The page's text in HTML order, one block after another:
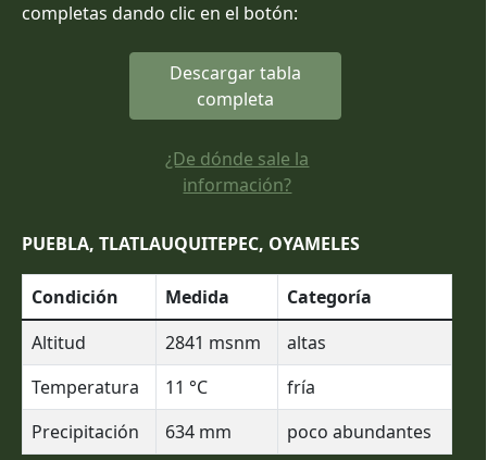
completas dando clic en el botón:
Descargar tabla
completa
¿De dónde sale la
información?
PUEBLA, TLATLAUQUITEPEC, OYAMELES
Condición Medida
Categoría
Altitud
2841 msnm
altas
Temperatura
11 °C
fría
Precipitación
634 mm poco abundantes